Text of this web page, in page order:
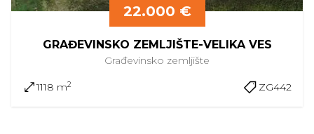
22.000 €
GRAĐEVINSKO ZEMLJIŠTE-VELIKA VES
Građevinsko zemljište
1118 m2 ZG442